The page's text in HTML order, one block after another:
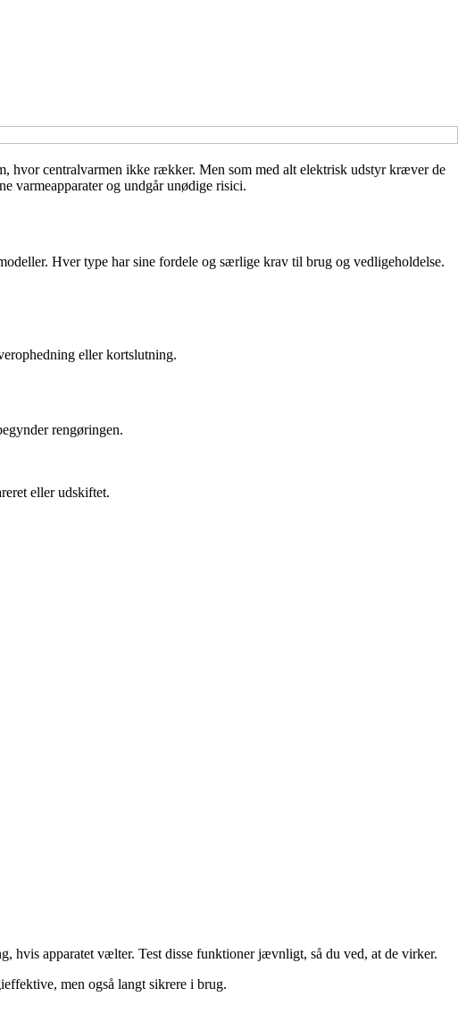
hvor centralvarmen ikke rækker. Men som med alt elektrisk udstyr kræver de
varmeapparater og undgår unødige risici.
Hver type har sine fordele og særlige krav til brug og vedligeholdelse.
eller kortslutning.
rengøringen.
eller udskiftet.
hvis apparatet vælter. Test disse funktioner jævnligt, så du ved, at de virker.
men også langt sikrere i brug.